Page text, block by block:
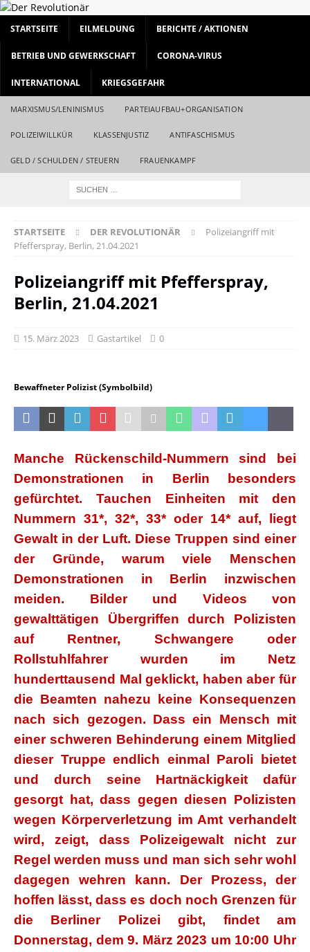
STARTSEITE EILMELDUNG BERICHTE / AKTIONEN
BETRIEB UND GEWERKSCHAFT CORONA-VIRUS
INTERNATIONAL KRIEGSGEFAHR
MARXISMUS/LENINISMUS PARTEIAUFBAU+ORGANISATION
POLIZEIWILLKÜR KLASSENJUSTIZ ANTIFASCHISMUS
GELD / SCHULDEN / STEUERN FRAUENKAMPF
STARTSEITE DER REVOLUTIONÄR
Polizeiangriff mit
Pfefferspray, Berlin, 21.04.2021
Polizeiangriff mit Pfefferspray,
Berlin, 21.04.2021
15. März 2023 Gastartikel 0
Bewaffneter Polizist (Symbolbild)
Manche Rückenschild-Nummern sind bei
Demonstrationen in Berlin besonders
gefürchtet. Tauchen Einheiten mit den
Nummern 31*, 32*, 33* oder 14* auf, liegt
Gewalt in der Luft. Diese Truppen sind einer
der Gründe, warum viele Menschen
Demonstrationen in Berlin inzwischen
meiden. Bilder und Videos von
gewalttätigen Übergriffen durch Polizisten
auf Rentner, Schwangere oder
Rollstuhlfahrer wurden im Netz
hunderttausend Mal geklickt, haben aber für
die Beamten nahezu keine Konsequenzen
nach sich gezogen. Dass ein Mensch mit
einer schweren Behinderung einem Mitglied
dieser Truppe endlich einmal Paroli bietet
und durch seine Hartnäckigkeit dafür
gesorgt hat, dass gegen diesen Polizisten
wegen Körperverletzung im Amt verhandelt
wird, zeigt, dass Polizeigewalt nicht zur
Regel werden muss und man sich sehr wohl
dagegen wehren kann. Der Prozess, der
hoffen lässt, dass es doch noch Grenzen für
die Berliner Polizei gibt, findet am
Donnerstag, dem 9. März 2023 um 10:00 Uhr